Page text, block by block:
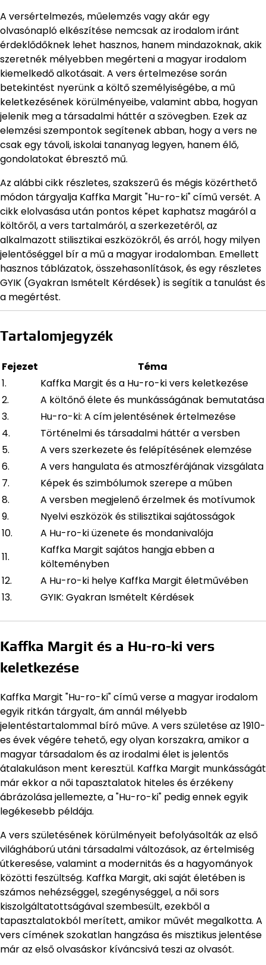
A versértelmezés, műelemzés vagy akár egy
olvasónapló elkészítése nemcsak az irodalom iránt
érdeklődőknek lehet hasznos, hanem mindazoknak, akik
szeretnék mélyebben megérteni a magyar irodalom
kiemelkedő alkotásait. A vers értelmezése során
betekintést nyerünk a költő személyiségébe, a mű
keletkezésének körülményeibe, valamint abba, hogyan
jelenik meg a társadalmi háttér a szövegben. Ezek az
elemzési szempontok segítenek abban, hogy a vers ne
csak egy távoli, iskolai tananyag legyen, hanem élő,
gondolatokat ébresztő mű.
Az alábbi cikk részletes, szakszerű és mégis közérthető
módon tárgyalja Kaffka Margit "Hu-ro-ki" című versét. A
cikk elolvasása után pontos képet kaphatsz magáról a
költőről, a vers tartalmáról, a szerkezetéről, az
alkalmazott stilisztikai eszközökről, és arról, hogy milyen
jelentőséggel bír a mű a magyar irodalomban. Emellett
hasznos táblázatok, összehasonlítások, és egy részletes
GYIK (Gyakran Ismételt Kérdések) is segítik a tanulást és
a megértést.
Tartalomjegyzék
Fejezet
Téma
1.
Kaffka Margit és a Hu-ro-ki vers keletkezése
2.
A költőnő élete és munkásságának bemutatása
3.
Hu-ro-ki: A cím jelentésének értelmezése
4.
Történelmi és társadalmi háttér a versben
5.
A vers szerkezete és felépítésének elemzése
6.
A vers hangulata és atmoszférájának vizsgálata
7.
Képek és szimbólumok szerepe a műben
8.
A versben megjelenő érzelmek és motívumok
9.
Nyelvi eszközök és stilisztikai sajátosságok
10.
A Hu-ro-ki üzenete és mondanivalója
11.
Kaffka Margit sajátos hangja ebben a
költeményben
12.
A Hu-ro-ki helye Kaffka Margit életművében
13.
GYIK: Gyakran Ismételt Kérdések
Kaffka Margit és a Hu-ro-ki vers
keletkezése
Kaffka Margit "Hu-ro-ki" című verse a magyar irodalom
egyik ritkán tárgyalt, ám annál mélyebb
jelentéstartalommal bíró műve. A vers születése az 1910-
es évek végére tehető, egy olyan korszakra, amikor a
magyar társadalom és az irodalmi élet is jelentős
átalakuláson ment keresztül. Kaffka Margit munkásságát
már ekkor a női tapasztalatok hiteles és érzékeny
ábrázolása jellemezte, a "Hu-ro-ki" pedig ennek egyik
legékesebb példája.
A vers születésének körülményeit befolyásolták az első
világháború utáni társadalmi változások, az értelmiség
útkeresése, valamint a modernitás és a hagyományok
közötti feszültség. Kaffka Margit, aki saját életében is
számos nehézséggel, szegénységgel, a női sors
kiszolgáltatottságával szembesült, ezekből a
tapasztalatokból merített, amikor művét megalkotta. A
vers címének szokatlan hangzása és misztikus jelentése
már az első olvasáskor kíváncsivá teszi az olvasót.